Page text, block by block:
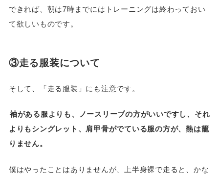
できれば、朝は7時までにはトレーニングは終わっておい
て欲しいものです。
③走る服装について
そして、「走る服装」にも注意です。
袖がある服よりも、ノースリーブの方がいいですし、それ
よりもシングレット、肩甲骨がでている服の方が、熱は籠
りません。
僕はやったことはありませんが、上半身裸で走ると、かな